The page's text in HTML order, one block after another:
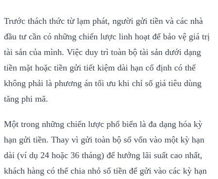
Trước thách thức từ lạm phát, người gửi tiền và các nhà
đầu tư cần có những chiến lược linh hoạt để bảo vệ giá trị
tài sản của mình. Việc duy trì toàn bộ tài sản dưới dạng
tiền mặt hoặc tiền gửi tiết kiệm dài hạn cố định có thể
không phải là phương án tối ưu khi chỉ số giá tiêu dùng
tăng phi mã.
Một trong những chiến lược phổ biến là đa dạng hóa kỳ
hạn gửi tiền. Thay vì gửi toàn bộ số vốn vào một kỳ hạn
dài (ví dụ 24 hoặc 36 tháng) để hưởng lãi suất cao nhất,
khách hàng có thể chia nhỏ số tiền để gửi vào các kỳ hạn